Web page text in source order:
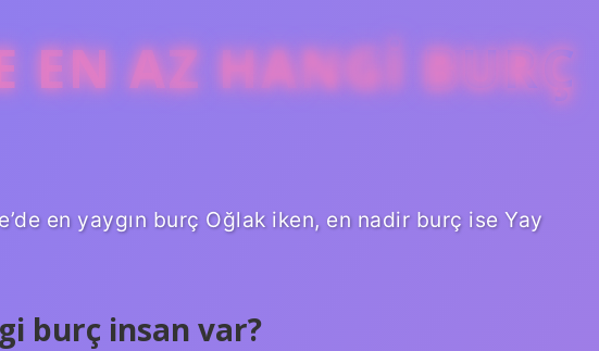
EN AZ HANGI BURÇ
en yaygın burç Oğlak iken, en nadir burç ise Yay
burç insan var?